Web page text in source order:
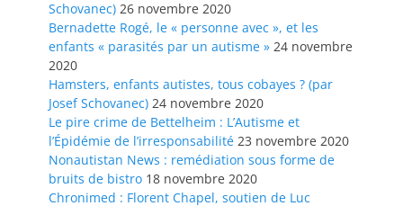
Schovanec) 26 novembre 2020
Bernadette Rogé, le « personne avec », et les
enfants « parasités par un autisme » 24 novembre
2020
Hamsters, enfants autistes, tous cobayes ? (par
Josef Schovanec) 24 novembre 2020
Le pire crime de Bettelheim : L’Autisme et
l’Épidémie de l’irresponsabilité 23 novembre 2020
Nonautistan News : remédiation sous forme de
bruits de bistro 18 novembre 2020
Chronimed : Florent Chapel, soutien de Luc